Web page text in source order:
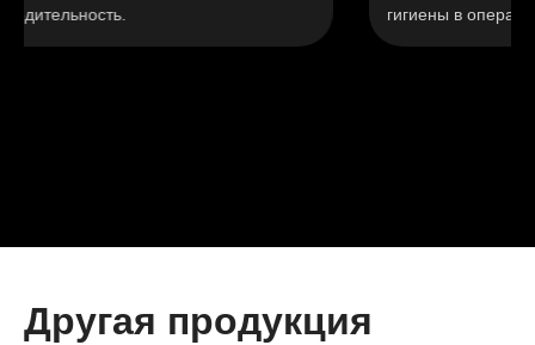
гигиены в операционной.
Другая продукция